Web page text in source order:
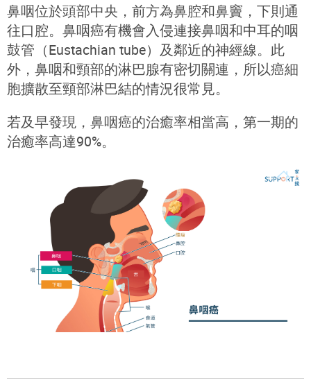
鼻咽位於頭部中央，前方為鼻腔和鼻竇，下則通
往口腔。鼻咽癌有機會入侵連接鼻咽和中耳的咽
鼓管（Eustachian tube）及鄰近的神經線。此
外，鼻咽和頸部的淋巴腺有密切關連，所以癌細
胞擴散至頸部淋巴結的情況很常見。
若及早發現，鼻咽癌的治癒率相當高，第一期的
治癒率高達90%。